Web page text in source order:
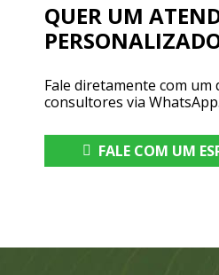
QUER UM
Fale diretamente com um
consultores via WhatsApp.
FALE COM UM